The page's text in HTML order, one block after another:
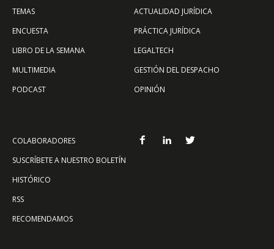
TEMAS
ENCUESTA
LIBRO DE LA SEMANA
MULTIMEDIA
PODCAST
ACTUALIDAD JURÍDICA
PRÁCTICA JURÍDICA
LEGALTECH
GESTIÓN DEL DESPACHO
OPINIÓN
COLABORADORES
SUSCRÍBETE A NUESTRO BOLETÍN
HISTÓRICO
RSS
RECOMENDAMOS